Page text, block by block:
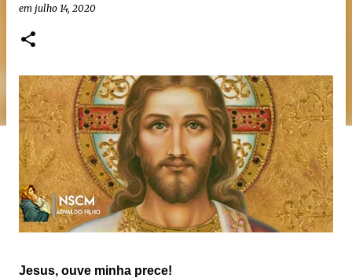
em julho 14, 2020
Jesus, ouve minha prece!